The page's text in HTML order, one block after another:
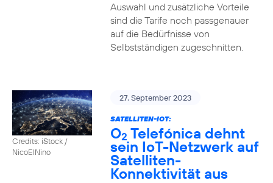
Auswahl und zusätzliche Vorteile
sind die Tarife noch passgenauer
auf die Bedürfnisse von
Selbstständigen zugeschnitten.
Credits: iStock /
NicoElNino
27. September 2023
SATELLITEN-IOT:
O2 Telefónica dehnt
sein IoT-Netzwerk auf
Satelliten-
Konnektivität aus